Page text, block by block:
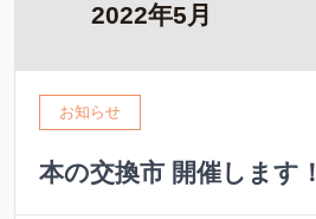
2022年5月
お知らせ
本の交換市 開催します！